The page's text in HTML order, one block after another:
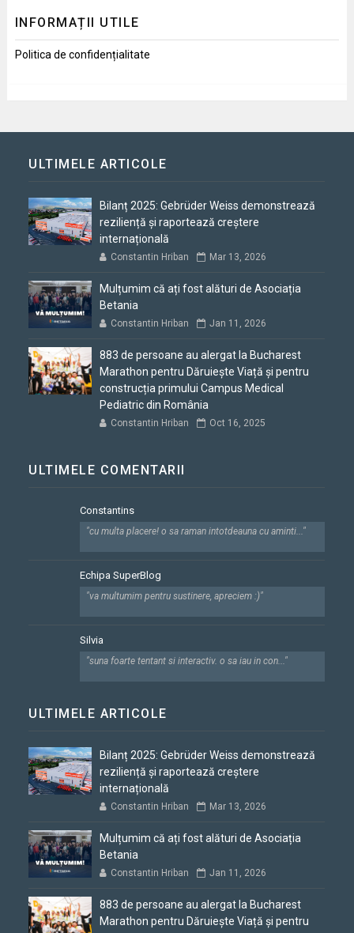
INFORMAȚII UTILE
Politica de confidențialitate
ULTIMELE ARTICOLE
Bilanț 2025: Gebrüder Weiss demonstrează
reziliență și raportează creștere
internațională
Constantin Hriban Mar 13, 2026
Mulțumim că ați fost alături de Asociația
Betania
Constantin Hriban Jan 11, 2026
883 de persoane au alergat la Bucharest
Marathon pentru Dăruiește Viață și pentru
construcția primului Campus Medical
Pediatric din România
Constantin Hriban Oct 16, 2025
ULTIMELE COMENTARII
Constantins
"cu multa placere! o sa raman intotdeauna cu aminti..."
Echipa SuperBlog
"va multumim pentru sustinere, apreciem :)"
Silvia
"suna foarte tentant si interactiv. o sa iau in con..."
ULTIMELE ARTICOLE
Bilanț 2025: Gebrüder Weiss demonstrează
reziliență și raportează creștere
internațională
Constantin Hriban Mar 13, 2026
Mulțumim că ați fost alături de Asociația
Betania
Constantin Hriban Jan 11, 2026
883 de persoane au alergat la Bucharest
Marathon pentru Dăruiește Viață și pentru